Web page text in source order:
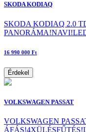
SKODA KODIAQ
SKODA KODIAQ 2.0
16 990 000 Ft
Érdekel
VOLKSWAGEN PASSAT
VOLKSWAGEN